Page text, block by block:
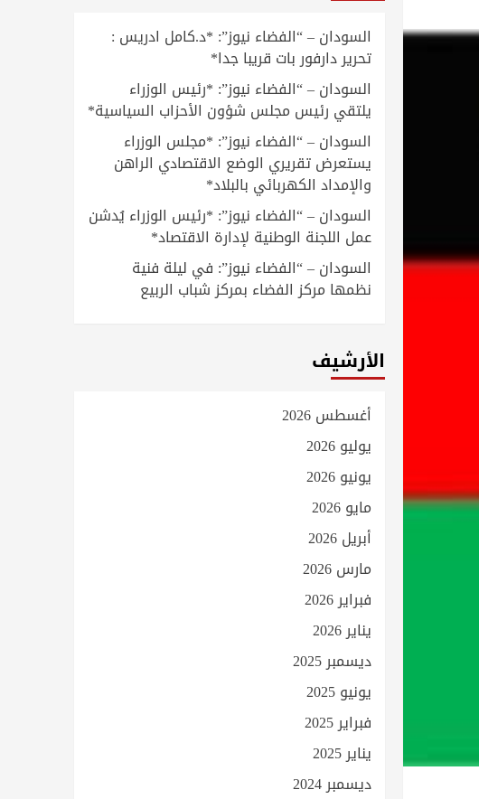
السودان – “الفضاء نيوز”: *د.كامل ادريس :
تحرير دارفور بات قريبا جدا*
السودان – “الفضاء نيوز”: *رئيس الوزراء
يلتقي رئيس مجلس شؤون الأحزاب السياسية*
السودان – “الفضاء نيوز”: *مجلس الوزراء
يستعرض تقريري الوضع الاقتصادي الراهن
والإمداد الكهربائي بالبلاد*
السودان – “الفضاء نيوز”: *رئيس الوزراء يُدشن
عمل اللجنة الوطنية لإدارة الاقتصاد*
السودان – “الفضاء نيوز”: في ليلة فنية
نظمها مركز الفضاء بمركز شباب الربيع
الأرشيف
أغسطس 2026
يوليو 2026
يونيو 2026
مايو 2026
أبريل 2026
مارس 2026
فبراير 2026
يناير 2026
ديسمبر 2025
يونيو 2025
فبراير 2025
يناير 2025
ديسمبر 2024